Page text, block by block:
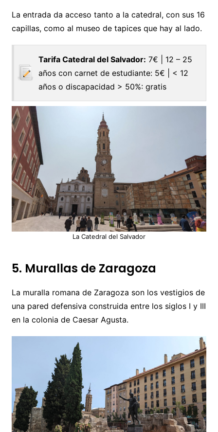
La entrada da acceso tanto a la catedral, con sus 16
capillas, como al museo de tapices que hay al lado.
Tarifa Catedral del Salvador: 7€ | 12 – 25
años con carnet de estudiante: 5€ | < 12
años o discapacidad > 50%: gratis
La Catedral del Salvador
5. Murallas de Zaragoza
La muralla romana de Zaragoza son los vestigios de
una pared defensiva construida entre los siglos I y III
en la colonia de Caesar Agusta.